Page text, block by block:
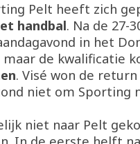
Pelt heeft zich
handbal. Na de 27-
in het
maar de kwalificatie
. Visé won de
niet om Sporting
niet naar Pelt